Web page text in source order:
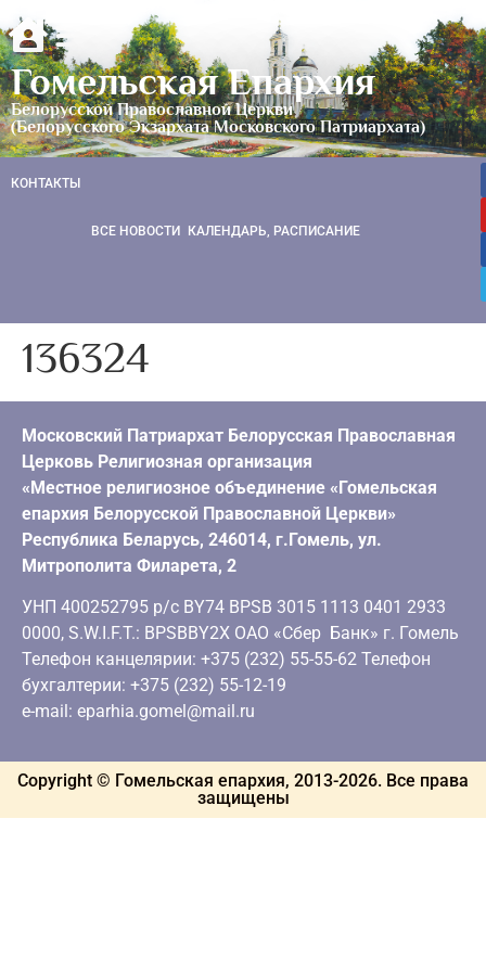
Гомельская Епархия
Белорусской Православной Церкви
(Белорусского Экзархата Московского Патриархата)
КОНТАКТЫ
ВСЕ НОВОСТИ КАЛЕНДАРЬ, РАСПИСАНИЕ
136324
Московский Патриархат Белорусская Православная
Церковь Религиозная организация
«Местное религиозное объединение «Гомельская
епархия Белорусской Православной Церкви»
Республика Беларусь, 246014, г.Гомель, ул.
Митрополита Филарета, 2
УНП 400252795 р/с BY74 BPSB 3015 1113 0401 2933
0000, S.W.I.F.T.: BPSBBY2X ОАО «Сбер Банк» г. Гомель
Телефон канцелярии: +375 (232) 55-55-62 Телефон
бухгалтерии: +375 (232) 55-12-19
e-mail: eparhia.gomel@mail.ru
Copyright © Гомельская епархия, 2013-2026. Все права
защищены